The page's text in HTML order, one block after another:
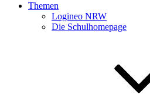
Themen
Logineo NRW
Die Schulhomepage